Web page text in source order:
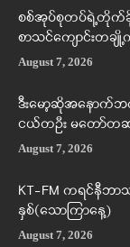
စစ်အုပ်စုတပ်ရဲ့တိုက်ခို
စာသင်ကျောင်းတ
August 7, 2026
ဒီးမော့ဆိုအနောက်ဘ
ငယ်တဦး မတော်တ
August 7, 2026
KT-FM ကရင်နီဘ
နှစ်(သောကြာနေ့)
August 7, 2026